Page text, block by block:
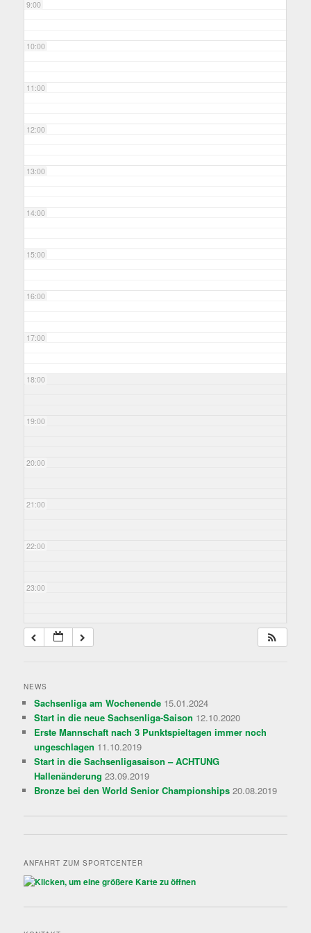
9:00
10:00
11:00
12:00
13:00
14:00
15:00
16:00
17:00
18:00
19:00
20:00
21:00
22:00
23:00
NEWS
Sachsenliga am Wochenende 15.01.2024
Start in die neue Sachsenliga-Saison 12.10.2020
Erste Mannschaft nach 3 Punktspieltagen immer noch
ungeschlagen 11.10.2019
Start in die Sachsenligasaison – ACHTUNG
Hallenänderung 23.09.2019
Bronze bei den World Senior Championships 20.08.2019
ANFAHRT ZUM SPORTCENTER